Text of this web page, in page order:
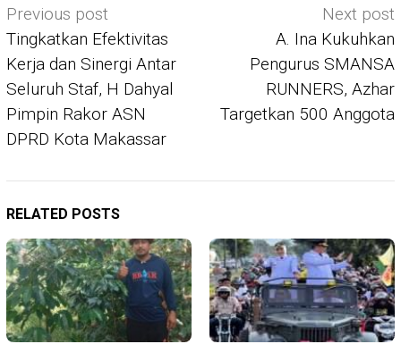
Post
navigation
Previous post
Tingkatkan Efektivitas
Kerja dan Sinergi Antar
Seluruh Staf, H Dahyal
Pimpin Rakor ASN
DPRD Kota Makassar
Next post
A. Ina Kukuhkan
Pengurus SMANSA
RUNNERS, Azhar
Targetkan 500 Anggota
RELATED POSTS